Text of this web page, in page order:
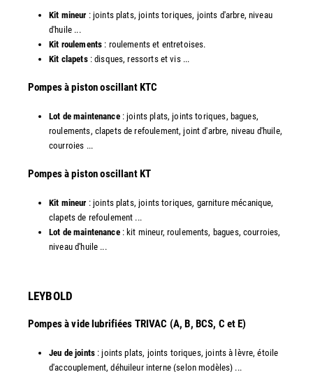
Kit mineur : joints plats, joints toriques, joints d'arbre, niveau
d'huile ...
Kit roulements : roulements et entretoises.
Kit clapets: disques, ressorts et vis ...
​Pompes à piston oscillant KTC
Lot de maintenance : joints plats, joints toriques, bagues,
roulements, clapets de refoulement, joint d'arbre, niveau d'huile,
courroies ...
​Pompes à piston oscillant KT
Kit mineur : joints plats, joints toriques, garniture mécanique,
clapets de refoulement ...
Lot de maintenance: kit mineur, roulements, bagues, courroies,
niveau d'huile ...​
LEYBOLD
Pompes à vide lubrifiées TRIVAC (A, B, BCS, C et E)
Jeu de joints: joints plats, joints toriques, joints à lèvre, étoile
d'accouplement, déhuileur interne (selon modèles) ...